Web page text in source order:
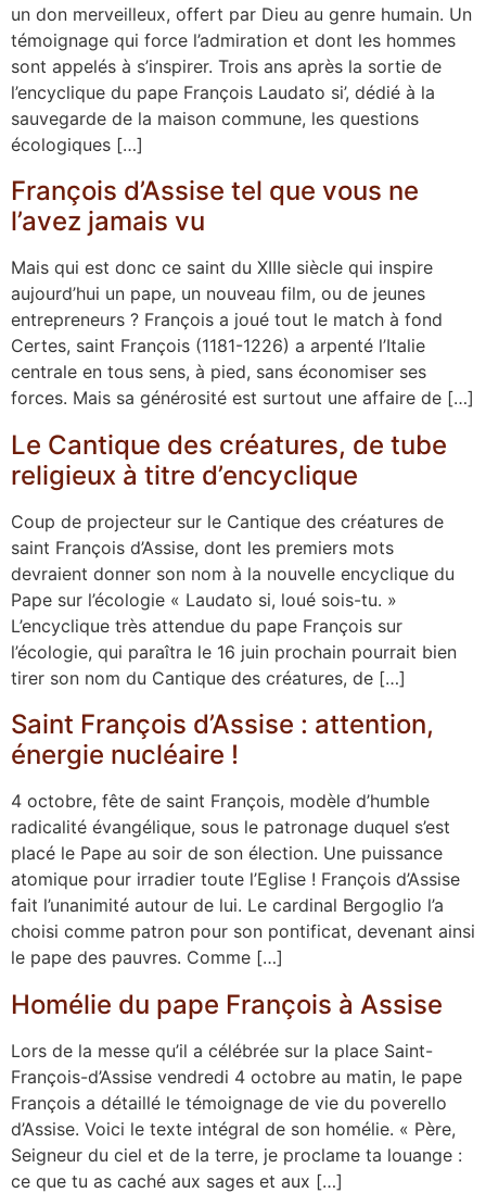
un don merveilleux, offert par Dieu au genre humain. Un
témoignage qui force l’admiration et dont les hommes
sont appelés à s’inspirer. Trois ans après la sortie de
l’encyclique du pape François Laudato si’, dédié à la
sauvegarde de la maison commune, les questions
écologiques […]
François d’Assise tel que vous ne
l’avez jamais vu
Mais qui est donc ce saint du XIIIe siècle qui inspire
aujourd’hui un pape, un nouveau film, ou de jeunes
entrepreneurs ? François a joué tout le match à fond
Certes, saint François (1181-1226) a arpenté l’Italie
centrale en tous sens, à pied, sans économiser ses
forces. Mais sa générosité est surtout une affaire de […]
Le Cantique des créatures, de tube
religieux à titre d’encyclique
Coup de projecteur sur le Cantique des créatures de
saint François d’Assise, dont les premiers mots
devraient donner son nom à la nouvelle encyclique du
Pape sur l’écologie « Laudato si, loué sois-tu. »
L’encyclique très attendue du pape François sur
l’écologie, qui paraîtra le 16 juin prochain pourrait bien
tirer son nom du Cantique des créatures, de […]
Saint François d’Assise : attention,
énergie nucléaire !
4 octobre, fête de saint François, modèle d’humble
radicalité évangélique, sous le patronage duquel s’est
placé le Pape au soir de son élection. Une puissance
atomique pour irradier toute l’Eglise ! François d’Assise
fait l’unanimité autour de lui. Le cardinal Bergoglio l’a
choisi comme patron pour son pontificat, devenant ainsi
le pape des pauvres. Comme […]
Homélie du pape François à Assise
Lors de la messe qu’il a célébrée sur la place Saint-
François-d’Assise vendredi 4 octobre au matin, le pape
François a détaillé le témoignage de vie du poverello
d’Assise. Voici le texte intégral de son homélie. « Père,
Seigneur du ciel et de la terre, je proclame ta louange :
ce que tu as caché aux sages et aux […]